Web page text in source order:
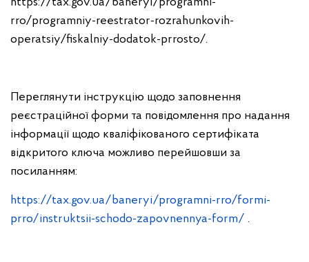
rro/programniy-reestrator-rozrahunkovih-
operatsiy/fiskalniy-dodatok-prrosto/.
Переглянути інструкцію щодо заповнення
реєстраційної форми та повідомлення про надання
інформації щодо кваліфікованого сертифіката
відкритого ключа можливо перейшовши за
посиланням:
https://tax.gov.ua/baneryi/programni-rro/formi-
prro/instruktsii-schodo-zapovnennya-form/ .